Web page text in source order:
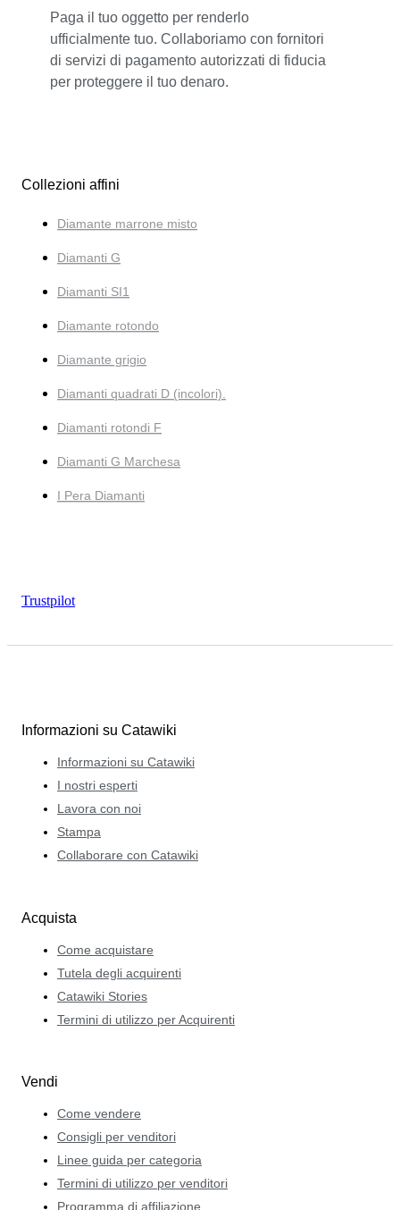
Paga il tuo oggetto per renderlo
ufficialmente tuo. Collaboriamo con fornitori
di servizi di pagamento autorizzati di fiducia
per proteggere il tuo denaro.
Collezioni affini
Diamante marrone misto
Diamanti G
Diamanti SI1
Diamante rotondo
Diamante grigio
Diamanti quadrati D (incolori).
Diamanti rotondi F
Diamanti G Marchesa
I Pera Diamanti
Trustpilot
Informazioni su Catawiki
Informazioni su Catawiki
I nostri esperti
Lavora con noi
Stampa
Collaborare con Catawiki
Acquista
Come acquistare
Tutela degli acquirenti
Catawiki Stories
Termini di utilizzo per Acquirenti
Vendi
Come vendere
Consigli per venditori
Linee guida per categoria
Termini di utilizzo per venditori
Programma di affiliazione